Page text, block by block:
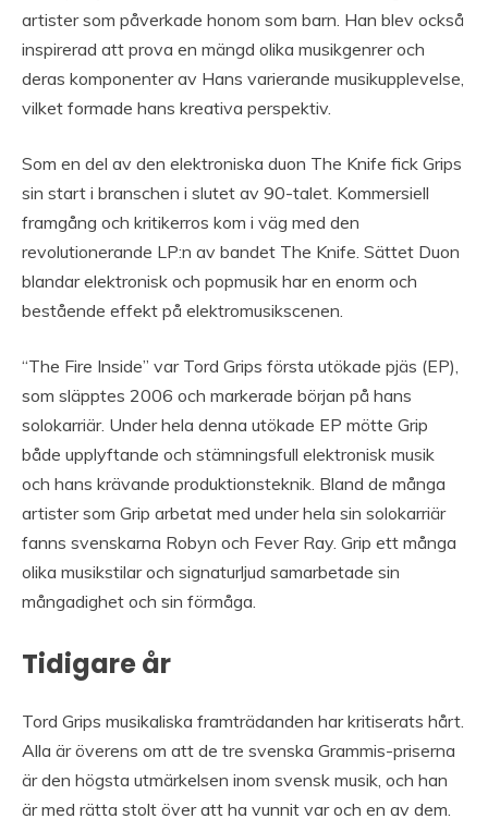
artister som påverkade honom som barn. Han blev också
inspirerad att prova en mängd olika musikgenrer och
deras komponenter av Hans varierande musikupplevelse,
vilket formade hans kreativa perspektiv.
Som en del av den elektroniska duon The Knife fick Grips
sin start i branschen i slutet av 90-talet. Kommersiell
framgång och kritikerros kom i väg med den
revolutionerande LP:n av bandet The Knife. Sättet Duon
blandar elektronisk och popmusik har en enorm och
bestående effekt på elektromusikscenen.
“The Fire Inside” var Tord Grips första utökade pjäs (EP),
som släpptes 2006 och markerade början på hans
solokarriär. Under hela denna utökade EP mötte Grip
både upplyftande och stämningsfull elektronisk musik
och hans krävande produktionsteknik. Bland de många
artister som Grip arbetat med under hela sin solokarriär
fanns svenskarna Robyn och Fever Ray. Grip ett många
olika musikstilar och signaturljud samarbetade sin
mångadighet och sin förmåga.
Tidigare år
Tord Grips musikaliska framträdanden har kritiserats hårt.
Alla är överens om att de tre svenska Grammis-priserna
är den högsta utmärkelsen inom svensk musik, och han
är med rätta stolt över att ha vunnit var och en av dem.